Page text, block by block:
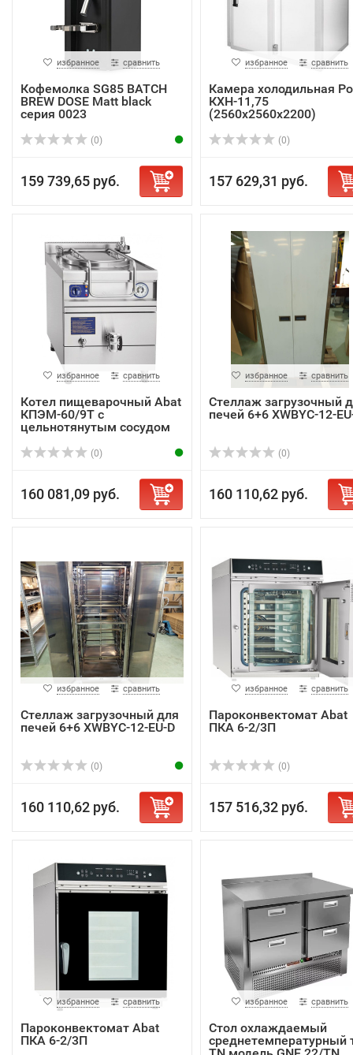
избранное сравнить
Кофемолка SG85 BATCH
BREW DOSE Matt black
серия 0023
(0)
159 739,65 руб.
избранное сравнить
Камера холодильная
КХН-11,75
(2560х2560х2200)
(0)
157 629,31 руб.
избранное сравнить
Котел пищеварочный Abat
КПЭМ-60/9Т с
цельнотянутым сосудом
(0)
160 081,09 руб.
избранное сравнить
Стеллаж загрузочный
печей 6+6 XWBYC-12-
(0)
160 110,62 руб.
избранное сравнить
Стеллаж загрузочный для
печей 6+6 XWBYC-12-EU-D
(0)
160 110,62 руб.
избранное сравнить
Пароконвектомат Abat
ПКА 6-2/3П
(0)
157 516,32 руб.
избранное сравнить
Пароконвектомат Abat
ПКА 6-2/3П
избранное сравнить
Стол охлаждаемый
среднетемпературный